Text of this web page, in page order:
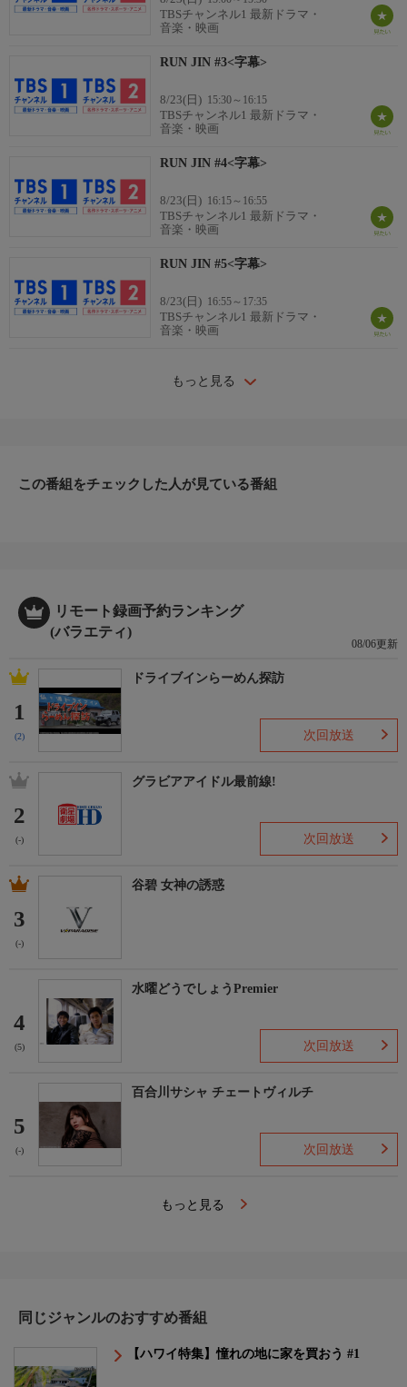
TBSチャンネル1 最新ドラマ・
音楽・映画
RUN JIN #3<字幕>
8/23(日) 15:30～16:15
TBSチャンネル1 最新ドラマ・
音楽・映画
RUN JIN #4<字幕>
8/23(日) 16:15～16:55
TBSチャンネル1 最新ドラマ・
音楽・映画
RUN JIN #5<字幕>
8/23(日) 16:55～17:35
TBSチャンネル1 最新ドラマ・
音楽・映画
もっと見る
この番組をチェックした人が見ている番組
リモート録画予約ランキング
(バラエティ)
08/06更新
1
(2)
ドライブインらーめん探訪
次回放送
2
(-)
グラビアアイドル最前線!
次回放送
3
(-)
谷碧 女神の誘惑
4
(5)
水曜どうでしょうPremier
次回放送
5
(-)
百合川サシャ チェートヴィルチ
次回放送
もっと見る
同じジャンルのおすすめ番組
【ハワイ特集】憧れの地に家を買おう #1